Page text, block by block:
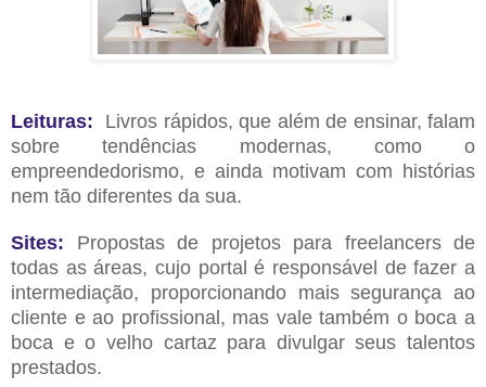
Leituras:
Livros rápidos, que além de ensinar, falam
sobre tendências modernas, como o
empreendedorismo, e ainda motivam com histórias
nem tão diferentes da sua.
Sites: Propostas de projetos
para freelancers de
todas as áreas, cujo portal é responsável de fazer a
intermediação, proporcionando mais segurança ao
cliente e ao profissional, mas vale também o boca a
boca e o velho cartaz para divulgar seus talentos
prestados.